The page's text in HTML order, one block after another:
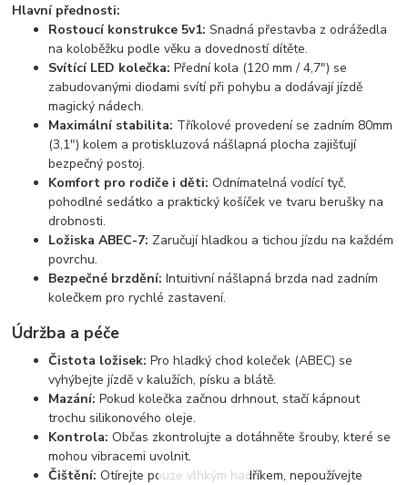
Hlavní přednosti:
Rostoucí konstrukce 5v1: Snadná přestavba z odrážedla
na koloběžku podle věku a dovedností dítěte.
Svítící LED kolečka: Přední kola (120 mm / 4,7") se
zabudovanými diodami svítí při pohybu a dodávají jízdě
magický nádech.
Maximální stabilita: Tříkolové provedení se zadním 80mm
(3,1") kolem a protiskluzová nášlapná plocha zajišťují
bezpečný postoj.
Komfort pro rodiče i děti: Odnímatelná vodící tyč,
pohodlné sedátko a praktický košíček ve tvaru berušky na
drobnosti.
Ložiska ABEC-7: Zaručují hladkou a tichou jízdu na každém
povrchu.
Bezpečné brzdění: Intuitivní nášlapná brzda nad zadním
kolečkem pro rychlé zastavení.
Údržba a péče
Čistota ložisek: Pro hladký chod koleček (ABEC) se
vyhýbejte jízdě v kalužích, písku a blátě.
Mazání: Pokud kolečka začnou drhnout, stačí kápnout
trochu silikonového oleje.
Kontrola: Občas zkontrolujte a dotáhněte šrouby, které se
mohou vibracemi uvolnit.
Čištění: Otírejte pouze vlhkým hadříkem, nepoužívejte